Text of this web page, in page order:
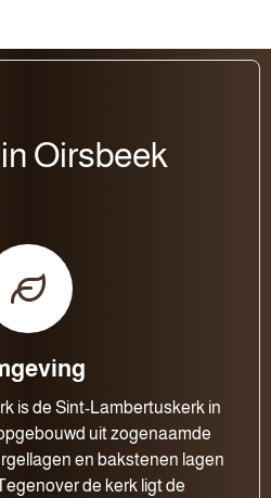
Oirsbeek
is de Sint-Lambertuskerk in
uit zogenaamde
en bakstenen lagen
de kerk ligt de